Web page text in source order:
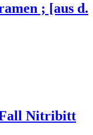
; [aus d.
Fall Nitribitt